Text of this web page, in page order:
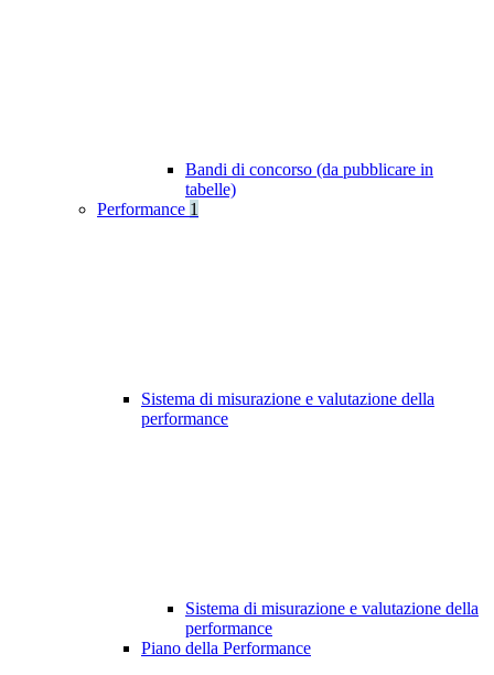
Bandi di concorso (da pubblicare in
tabelle)
Performance 1
Sistema di misurazione e valutazione della
performance
Sistema di misurazione e valutazione della
performance
Piano della Performance